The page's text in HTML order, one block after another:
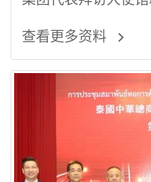
查看更多资料